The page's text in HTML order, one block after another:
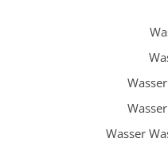
Wasser